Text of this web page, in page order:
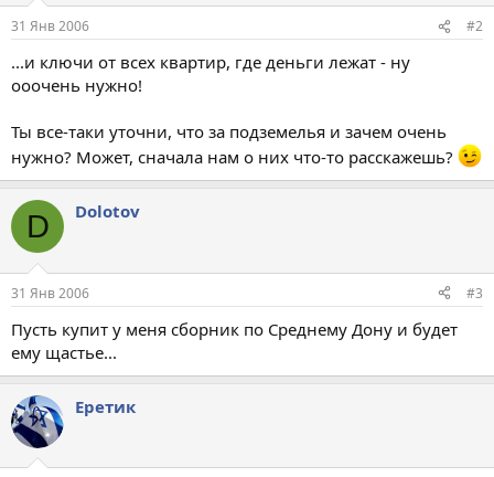
31 Янв 2006 #2
...и ключи от всех квартир, где деньги лежат - ну
ооочень нужно!
Ты все-таки уточни, что за подземелья и зачем очень
нужно? Может, сначала нам о них что-то расскажешь?
D Dolotov
31 Янв 2006 #3
Пусть купит у меня сборник по Среднему Дону и будет
ему щастье...
Еретик